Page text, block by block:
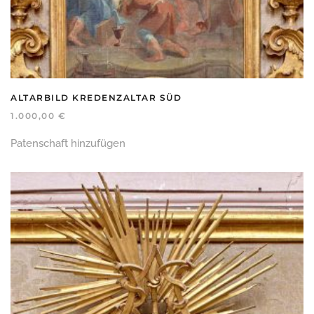
ALTARBILD KREDENZALTAR SÜD
1.000,00 €
Patenschaft hinzufügen